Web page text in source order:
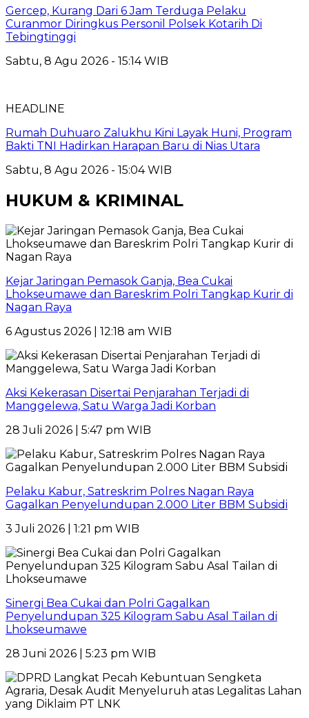
Gercep, Kurang Dari 6 Jam Terduga Pelaku
Curanmor Diringkus Personil Polsek Kotarih Di
Tebingtinggi
Sabtu, 8 Agu 2026 - 15:14 WIB
HEADLINE
Rumah Duhuaro Zalukhu Kini Layak Huni, Program
Bakti TNI Hadirkan Harapan Baru di Nias Utara
Sabtu, 8 Agu 2026 - 15:04 WIB
HUKUM & KRIMINAL
Kejar Jaringan Pemasok Ganja, Bea Cukai
Lhokseumawe dan Bareskrim Polri Tangkap Kurir di
Nagan Raya
6 Agustus 2026 | 12:18 am WIB
Aksi Kekerasan Disertai Penjarahan Terjadi di
Manggelewa, Satu Warga Jadi Korban
28 Juli 2026 | 5:47 pm WIB
Pelaku Kabur, Satreskrim Polres Nagan Raya
Gagalkan Penyelundupan 2.000 Liter BBM Subsidi
3 Juli 2026 | 1:21 pm WIB
Sinergi Bea Cukai dan Polri Gagalkan
Penyelundupan 325 Kilogram Sabu Asal Tailan di
Lhokseumawe
28 Juni 2026 | 5:23 pm WIB